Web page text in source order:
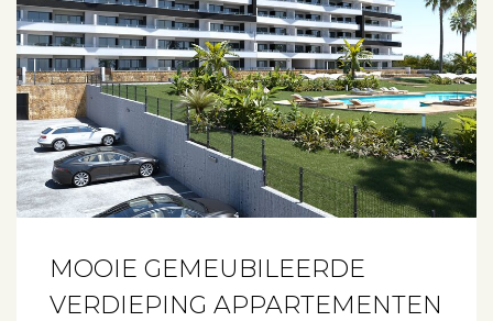
MOOIE GEMEUBILEERDE
VERDIEPING APPARTEMENTEN